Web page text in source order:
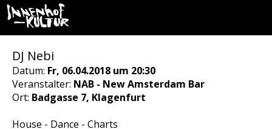
DJ Nebi
Datum: Fr, 06.04.2018 um 20:30
Veranstalter: NAB - New Amsterdam Bar
Ort: Badgasse 7, Klagenfurt
House - Dance - Charts